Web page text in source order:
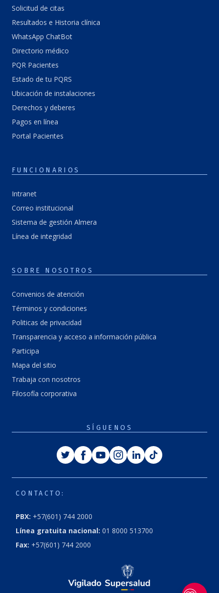
Solicitud de citas
Resultados e Historia clínica
WhatsApp ChatBot
Directorio médico
PQR Pacientes
Estado de tu PQRS
Ubicación de instalaciones
Derechos y deberes
Pagos en línea
Portal Pacientes
FUNCIONARIOS
Intranet
Correo institucional
Sistema de gestión Almera
Línea de integridad
SOBRE NOSOTROS
Convenios de atención
Términos y condiciones
Politicas de privacidad
Transparencia y acceso a información pública
Participa
Mapa del sitio
Trabaja con nosotros
Filosofía corporativa
SÍGUENOS
TwitterFacebook
YoutubeInstagram
LinkedinTiktok
CONTACTO:
PBX: +57(601) 744 2000
Línea gratuita nacional: 01 8000 513700
Fax: +57(601) 744 2000